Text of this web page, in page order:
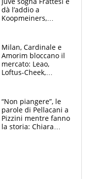
dà l’addio a
Koopmeiners,
scatenata
Milan, Cardinale e
Amorim bloccano il
mercato: Leao,
Loftus-Cheek,
Soulè e Osorio nel
mirino
“Non piangere”, le
parole di Pellacani a
Pizzini mentre fanno
la storia: Chiara